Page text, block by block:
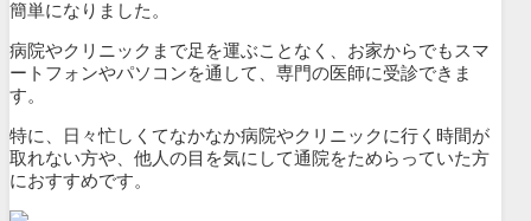
簡単になりました。
病院やクリニックまで足を運ぶことなく、 お家からでもスマ
ートフォンやパソコンを通して、専門の医師に受診できま
す。
特に、
日々忙しくてなかなか病院やクリニックに行く時間が
取れない方や、他人の目を気にして通院をためらっていた方
におすすめです。